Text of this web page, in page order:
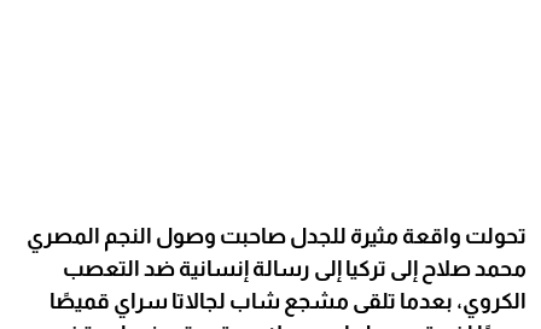
تحولت واقعة مثيرة للجدل صاحبت وصول النجم المصري
محمد صلاح إلى تركيا إلى رسالة إنسانية ضد التعصب
الكروي، بعدما تلقى مشجع شاب لجالاتا سراي قميصًا